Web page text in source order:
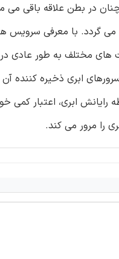
در بطن علاقه باقی می
می گردد. با معرفی سرویس
مختلف به طور عادی در
ابری ذخیره کننده آن
رایانش ابری، اعتبار کمی
را مرور می کند.